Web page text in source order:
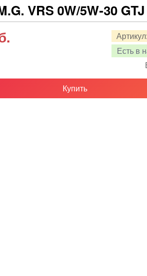
VRS 0W/5W-30
Артикул:
Есть в
Купить